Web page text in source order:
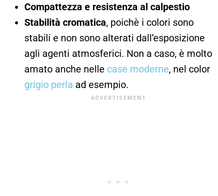
Compattezza e resistenza al calpestio
Stabilità cromatica, poichè i colori sono
stabili e non sono alterati dall’esposizione
agli agenti atmosferici. Non a caso, è molto
amato anche nelle case moderne, nel color
grigio perla ad esempio.